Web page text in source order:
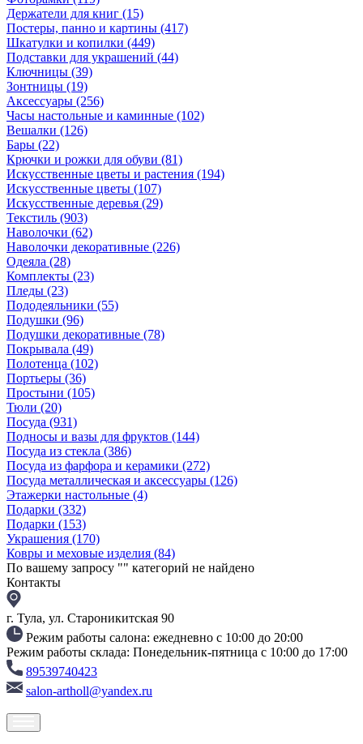
Держатели для книг (15)
Постеры, панно и картины (417)
Шкатулки и копилки (449)
Подставки для украшений (44)
Ключницы (39)
Зонтницы (19)
Аксессуары (256)
Часы настольные и каминные (102)
Вешалки (126)
Бары (22)
Крючки и рожки для обуви (81)
Искусственные цветы и растения (194)
Искусственные цветы (107)
Искусcтвенные деревья (29)
Текстиль (903)
Наволочки (62)
Наволочки декоративные (226)
Одеяла (28)
Комплекты (23)
Пледы (23)
Пододеяльники (55)
Подушки (96)
Подушки декоративные (78)
Покрывала (49)
Полотенца (102)
Портьеры (36)
Простыни (105)
Тюли (20)
Посуда (931)
Подносы и вазы для фруктов (144)
Посуда из стекла (386)
Посуда из фарфора и керамики (272)
Посуда металлическая и аксессуары (126)
Этажерки настольные (4)
Подарки (332)
Подарки (153)
Украшения (170)
Ковры и меховые изделия (84)
По вашему запросу "" категорий не найдено
Контакты
г. Тула, ул. Староникитская 90
Режим работы салона: ежедневно с 10:00 до 20:00
Режим работы склада: Понедельник-пятница с 10:00 до 17:00
89539740423
salon-artholl@yandex.ru